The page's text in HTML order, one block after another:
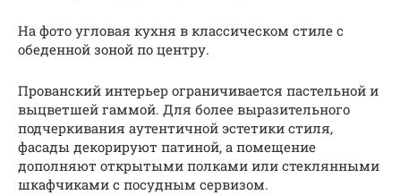
На фото угловая кухня в классическом стиле с
обеденной зоной по центру.
Прованский интерьер ограничивается пастельной и
выцветшей гаммой. Для более выразительного
подчеркивания аутентичной эстетики стиля,
фасады декорируют патиной, а помещение
дополняют открытыми полками или стеклянными
шкафчиками с посудным сервизом.